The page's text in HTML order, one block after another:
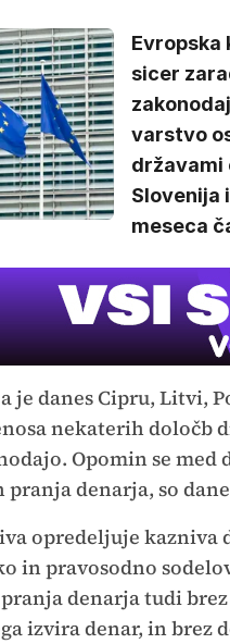
Evropska
sicer
varstvo
državami
Slovenija
meseca
je danes Cipru, Litvi,
nekaterih
Opomin se med
denarja, so
opredeljuje kazniva
in pravosodno
denarja tudi
izvira denar, in brez